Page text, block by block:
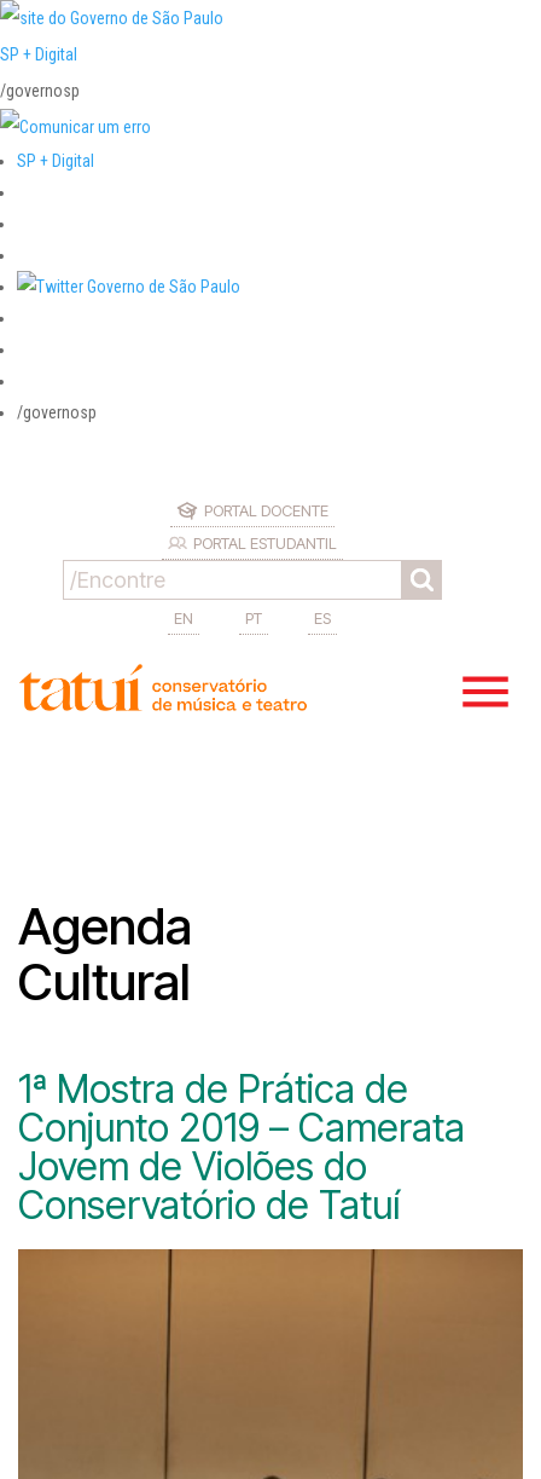
SP + Digital
/governosp
SP + Digital
/governosp
PORTAL DOCENTE
PORTAL ESTUDANTIL
EN PT ES
Agenda
Cultural
1ª Mostra de Prática de
Conjunto 2019 – Camerata
Jovem de Violões do
Conservatório de Tatuí